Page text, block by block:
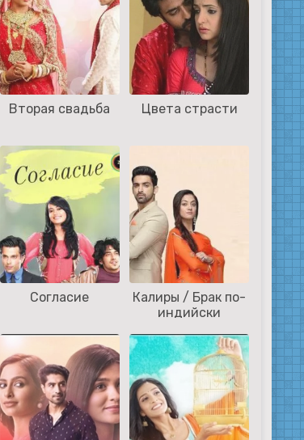
Вторая свадьба Цвета страсти
Согласие
Калиры / Брак по-
индийски